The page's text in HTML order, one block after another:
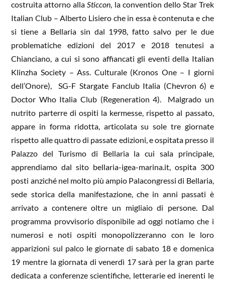
costruita attorno allaSticcon, la convention dello Star Trek
Italian Club – Alberto Lisiero che in essa è contenuta e che
si tiene a Bellaria sin dal 1998, fatto salvo per le due
problematiche edizioni del 2017 e 2018 tenutesi a
Chianciano, a cui si sono affiancati gli eventi della Italian
Klinzha Society – Ass. Culturale (Kronos One – I giorni
dell’Onore), SG-F Stargate Fanclub Italia (Chevron 6) e
Doctor Who Italia Club (Regeneration 4). Malgrado un
nutrito parterre di ospiti la kermesse, rispetto al passato,
appare in forma ridotta, articolata su sole tre giornate
rispetto alle quattro di passate edizioni, e ospitata presso il
Palazzo del Turismo di Bellaria la cui sala principale,
apprendiamo dal sito bellaria-igea-marina.it, ospita 300
posti anziché nel molto più ampio Palacongressi di Bellaria,
sede storica della manifestazione, che in anni passati è
arrivato a contenere oltre un migliaio di persone. Dal
programma provvisorio disponibile ad oggi notiamo che i
numerosi e noti ospiti monopolizzeranno con le loro
apparizioni sul palco le giornate di sabato 18 e domenica
19 mentre la giornata di venerdì 17 sarà per la gran parte
dedicata a conferenze scientifiche, letterarie ed inerenti le